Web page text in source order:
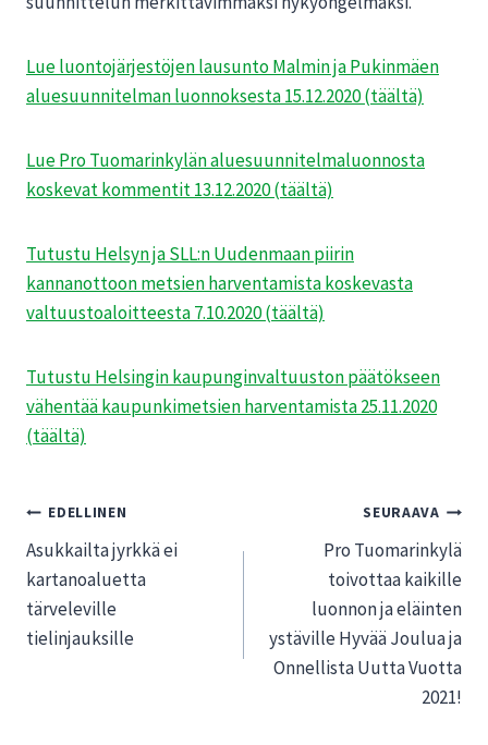
Lue luontojärjestöjen lausunto Malmin ja Pukinmäen
aluesuunnitelman luonnoksesta 15.12.2020 (täältä)
Lue Pro Tuomarinkylän aluesuunnitelmaluonnosta
koskevat kommentit 13.12.2020 (täältä)
Tutustu Helsyn ja SLL:n Uudenmaan piirin
kannanottoon metsien harventamista koskevasta
valtuustoaloitteesta 7.10.2020 (täältä)
Tutustu Helsingin kaupunginvaltuuston päätökseen
vähentää kaupunkimetsien harventamista 25.11.2020
(täältä)
Artikkelien
selaus
EDELLINEN
Asukkailta jyrkkä ei
kartanoaluetta
tärveleville
tielinjauksille
SEURAAVA
Pro Tuomarinkylä
toivottaa kaikille
luonnon ja eläinten
ystäville Hyvää Joulua ja
Onnellista Uutta Vuotta
2021!